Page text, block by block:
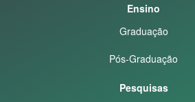
Ensino
Graduação
Pós-Graduação
Pesquisas